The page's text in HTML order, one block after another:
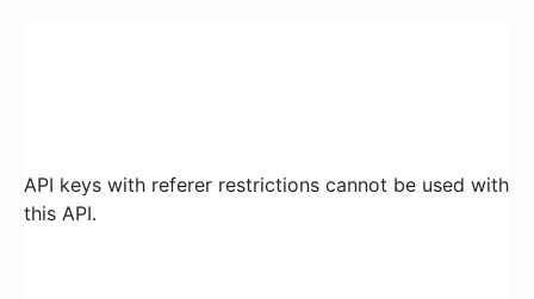
API keys with referer restrictions cannot be used with
this API.